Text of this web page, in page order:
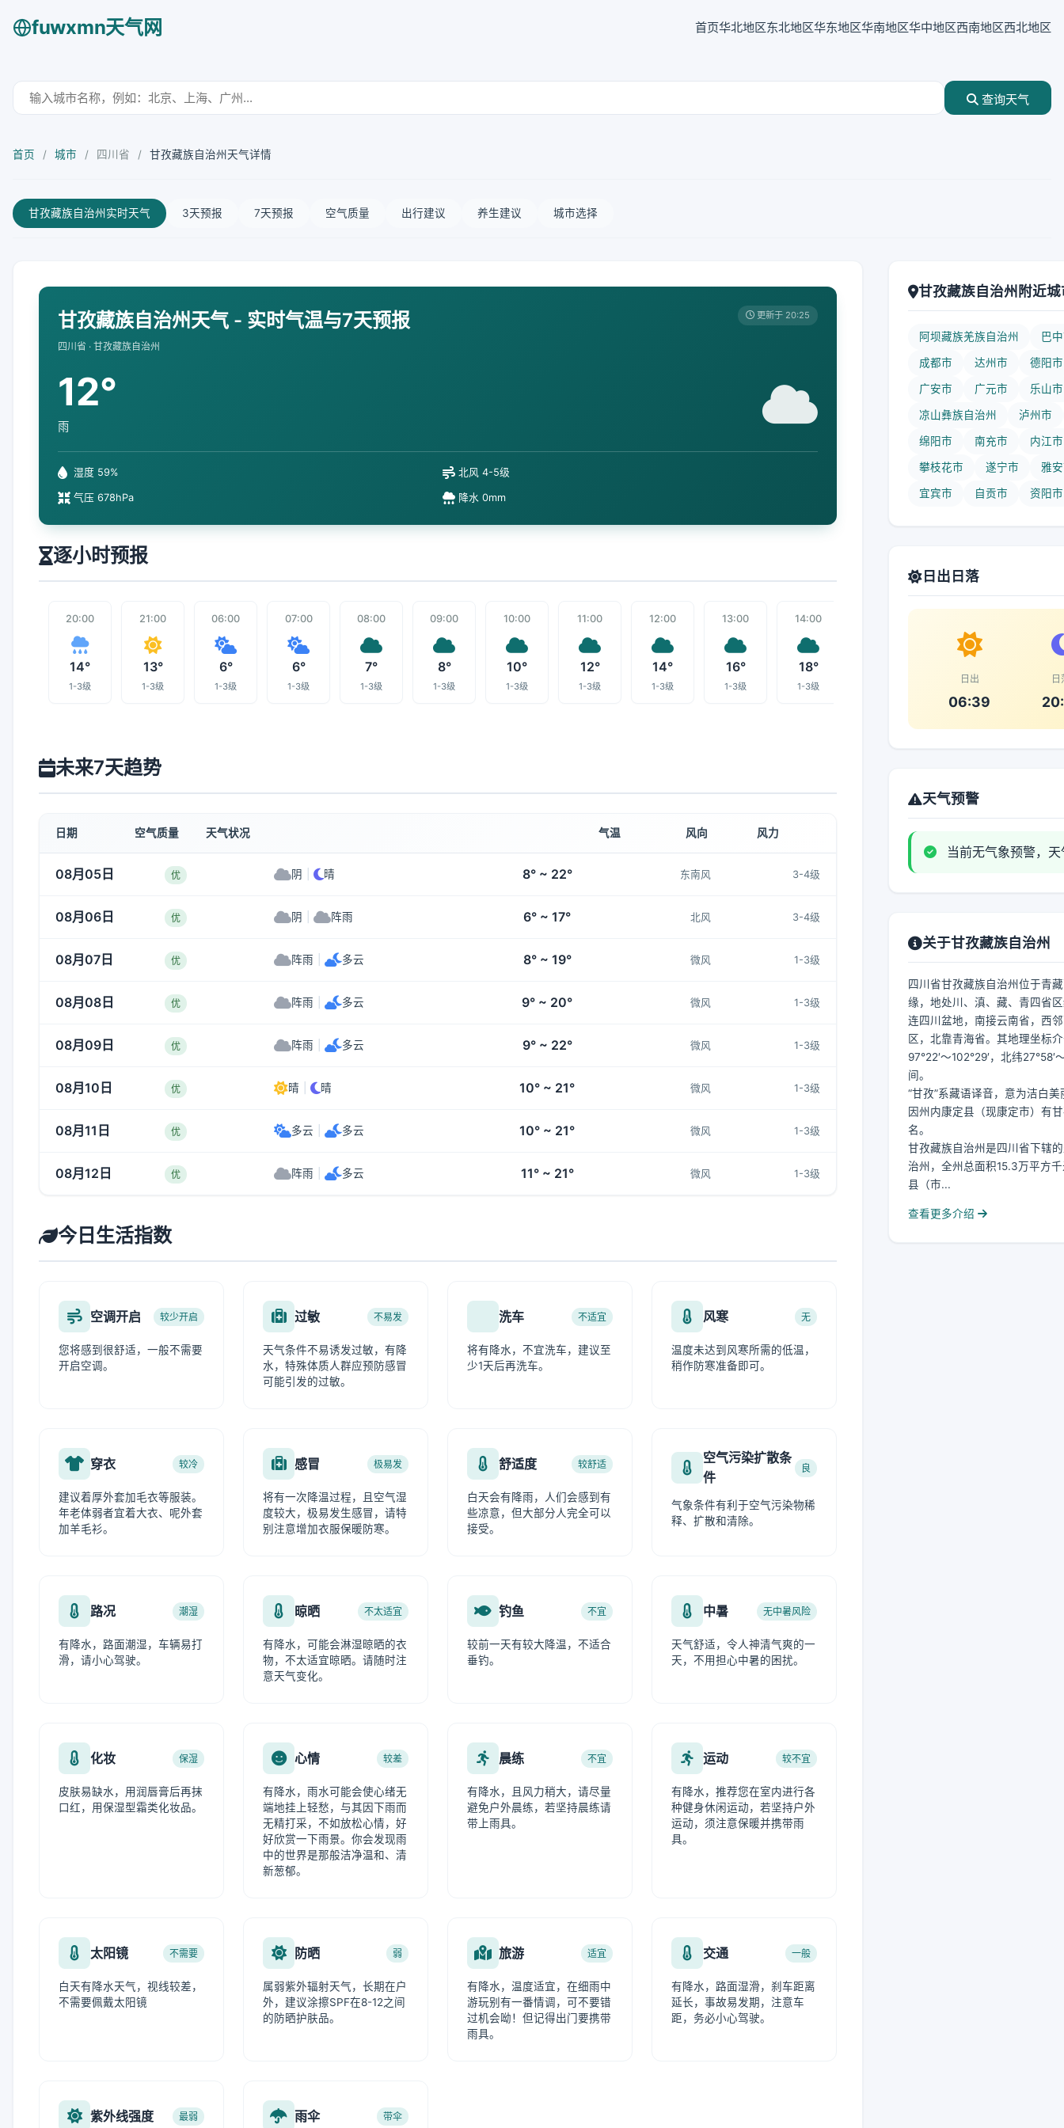
fuwxmn天气网 首页华北地区东北地区华东地区华南地区华中地区西南地区西北地区
查询天气
首页 / 城市 / 四川省 / 甘孜藏族自治州天气详情
甘孜藏族自治州实时天气 3天预报 7天预报 空气质量 出行建议 养生建议 城市选择
甘孜藏族自治州天气 - 实时气温与7天预报
四川省 · 甘孜藏族自治州
更新于 20:25
12°
雨
湿度 59% 北风 4-5级
气压 678hPa 降水 0mm
逐小时预报
20:00
14°
1-3级
21:00
13°
1-3级
06:00
6°
1-3级
07:00
6°
1-3级
08:00
7°
1-3级
09:00
8°
1-3级
10:00
10°
1-3级
11:00
12°
1-3级
12:00
14°
1-3级
13:00
16°
1-3级
14:00
18°
1-3级 1-3级
未来7天趋势
日期 空气质量 天气状况 气温 风向 风力
08月05日 优 阴 晴 8° ~ 22° 东南风 3-4级
08月06日 优 阴 阵雨 6° ~ 17° 北风 3-4级
08月07日 优 阵雨 多云 8° ~ 19° 微风 1-3级
08月08日 优 阵雨 多云 9° ~ 20° 微风 1-3级
08月09日 优 阵雨 多云 9° ~ 22° 微风 1-3级
08月10日 优 晴 晴 10° ~ 21° 微风 1-3级
08月11日 优 多云 多云 10° ~ 21° 微风 1-3级
08月12日 优 阵雨 多云 11° ~ 21° 微风 1-3级
今日生活指数
空调开启 较少开启
您将感到很舒适，一般不需要
开启空调。
过敏 不易发
天气条件不易诱发过敏，有降
水，特殊体质人群应预防感冒
可能引发的过敏。
洗车 不适宜
将有降水，不宜洗车，建议至
少1天后再洗车。
风寒 无
温度未达到风寒所需的低温，
稍作防寒准备即可。
穿衣 较冷
建议着厚外套加毛衣等服装。
年老体弱者宜着大衣、呢外套
加羊毛衫。
感冒 极易发
将有一次降温过程，且空气湿
度较大，极易发生感冒，请特
别注意增加衣服保暖防寒。
舒适度 较舒适
白天会有降雨，人们会感到有
些凉意，但大部分人完全可以
接受。
空气污染扩散条
件
良
气象条件有利于空气污染物稀
释、扩散和清除。
路况 潮湿
有降水，路面潮湿，车辆易打
滑，请小心驾驶。
晾晒 不太适宜
有降水，可能会淋湿晾晒的衣
物，不太适宜晾晒。请随时注
意天气变化。
钓鱼 不宜
较前一天有较大降温，不适合
垂钓。
中暑 无中暑风险
天气舒适，令人神清气爽的一
天，不用担心中暑的困扰。
化妆 保湿
皮肤易缺水，用润唇膏后再抹
口红，用保湿型霜类化妆品。
心情 较差
有降水，雨水可能会使心绪无
端地挂上轻愁，与其因下雨而
无精打采，不如放松心情，好
好欣赏一下雨景。你会发现雨
中的世界是那般洁净温和、清
新葱郁。
晨练 不宜
有降水，且风力稍大，请尽量
避免户外晨练，若坚持晨练请
带上雨具。
运动 较不宜
有降水，推荐您在室内进行各
种健身休闲运动，若坚持户外
运动，须注意保暖并携带雨
具。
太阳镜 不需要
白天有降水天气，视线较差，
不需要佩戴太阳镜
防晒 弱
属弱紫外辐射天气，长期在户
外，建议涂擦SPF在8-12之间
的防晒护肤品。
旅游 适宜
有降水，温度适宜，在细雨中
游玩别有一番情调，可不要错
过机会呦！但记得出门要携带
雨具。
交通 一般
有降水，路面湿滑，刹车距离
延长，事故易发期，注意车
距，务必小心驾驶。
紫外线强度 最弱 雨伞 带伞
甘孜藏族自治州附近城
阿坝藏族羌族自治州 巴
成都市 达州市 德阳市
广安市 广元市 乐山市
凉山彝族自治州 泸州市
绵阳市 南充市 内江市
攀枝花市 遂宁市 雅
宜宾市 自贡市 资阳市
日出日落
日出
06:39
日
天气预警
当前无气象预警，
关于甘孜藏族自治州
四川省甘孜藏族自治州位于青
缘，地处川、滇、藏、青四省
连四川盆地，南接云南省，西
区，北靠青海省。其地理坐标
97°22′～102°29′，北纬27°58′
间。
“甘孜”系藏语译音，意为洁白
因州内康定县（现康定市）有
名。
甘孜藏族自治州是四川省下辖
治州，全州总面积15.3万平方
县（市...
查看更多介绍